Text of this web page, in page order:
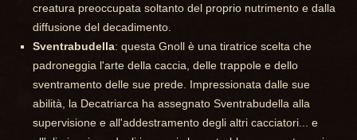
creatura preoccupata soltanto del proprio nutrimento e dalla
diffusione del decadimento.
Sventrabudella: questa Gnoll è una tiratrice scelta che
padroneggia l'arte della caccia, delle trappole e dello
sventramento delle sue prede. Impressionata dalle sue
abilità, la Decatriarca ha assegnato Sventrabudella alla
supervisione e all'addestramento degli altri cacciatori... e